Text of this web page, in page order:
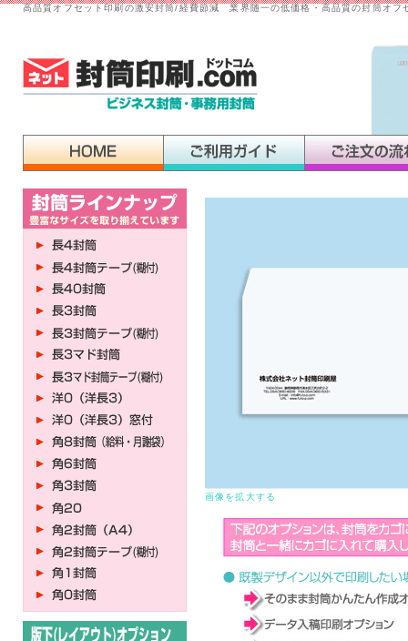
高品質オフセット印刷の激安封筒/経費節減 業界随一の低価格・高品質の封筒オフ
画像を拡大する